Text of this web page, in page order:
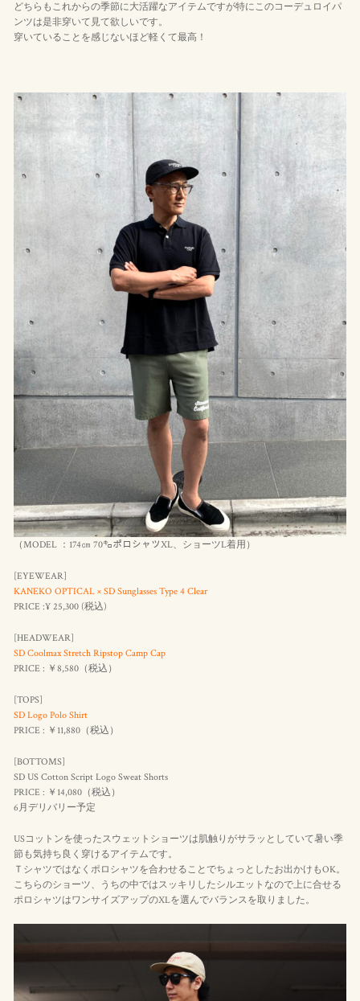
どちらもこれからの季節に大活躍なアイテムですが特にこのコーデュロイパ
ンツは是非穿いて見て欲しいです。
穿いていることを感じないほど軽くて最高！
（MODEL ：174㎝ 70㌔ポロシャツXL、ショーツL着用）
[EYEWEAR]
KANEKO OPTICAL × SD Sunglasses Type 4 Clear
PRICE :¥ 25,300 (税込)
[HEADWEAR]
SD Coolmax Stretch Ripstop Camp Cap
PRICE : ￥8,580（税込 ）
[TOPS]
SD Logo Polo Shirt
PRICE : ￥11,880（税込 ）
[BOTTOMS]
SD US Cotton Script Logo Sweat Shorts
PRICE : ￥14,080（税込 ）
6月デリバリー予定
USコットンを使ったスウェットショーツは肌触りがサラッとしていて暑い季
節も気持ち良く穿けるアイテムです。
Ｔシャツではなくポロシャツを合わせることでちょっとしたお出かけもOK。
こちらのショーツ、うちの中ではスッキリしたシルエットなので上に合せる
ポロシャツはワンサイズアップのXLを選んでバランスを取りました。